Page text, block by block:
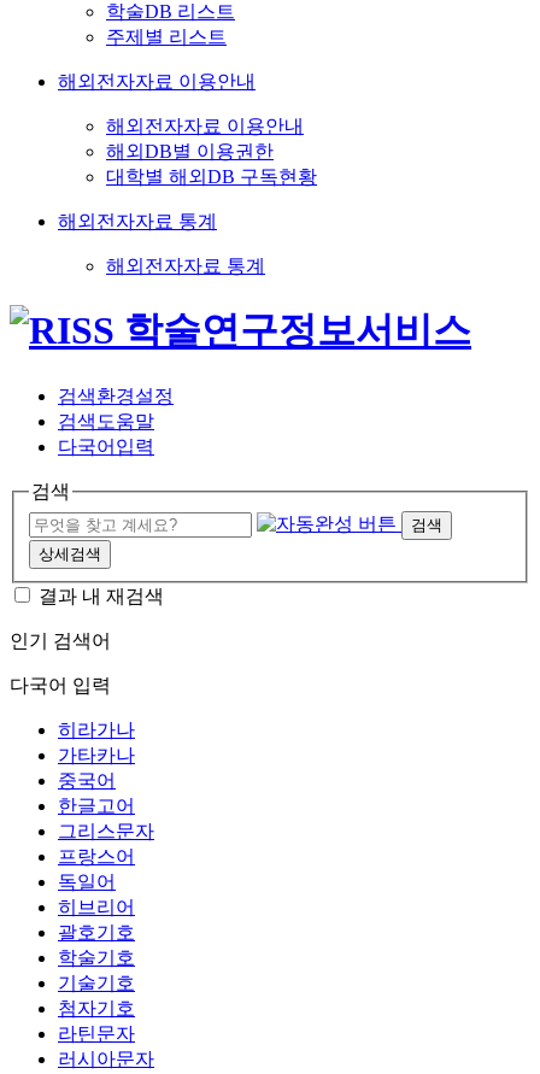
학술DB 리스트
주제별 리스트
해외전자자료 이용안내
해외전자자료 이용안내
해외DB별 이용권한
대학별 해외DB 구독현황
해외전자자료 통계
해외전자자료 통계
검색환경설정
검색도움말
다국어입력
검색
검색
상세검색
결과 내 재검색
인기 검색어
다국어 입력
히라가나
가타카나
중국어
한글고어
그리스문자
프랑스어
독일어
히브리어
괄호기호
학술기호
기술기호
첨자기호
라틴문자
러시아문자